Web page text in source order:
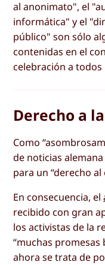
al anonimato", el
informática" y el
público" son sólo
contenidas en el
celebración a
Derecho a
Como
de noticias
para un “derecho al
En consecuencia, el
recibido con gran
los activistas de la
“muchas promesas
ahora se trata de